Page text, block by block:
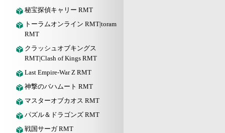
秘宝探偵キャリー RMT
トーラムオンライン RMT|toram
RMT
クラッシュオブキングス
RMT|Clash of Kings RMT
Last Empire-War Z RMT
神撃のバハムート RMT
マスターオブカオス RMT
パズル＆ドラゴンズ RMT
戦国サーガ RMT